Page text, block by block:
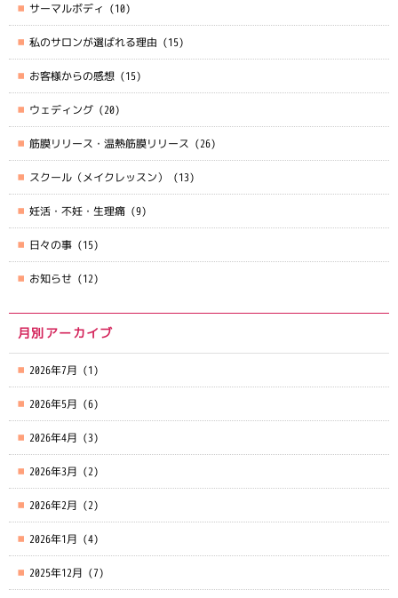
サーマルボディ (10)
私のサロンが選ばれる理由 (15)
お客様からの感想 (15)
ウェディング (20)
筋膜リリース・温熱筋膜リリース (26)
スクール（メイクレッスン） (13)
妊活・不妊・生理痛 (9)
日々の事 (15)
お知らせ (12)
月別アーカイブ
2026年7月 (1)
2026年5月 (6)
2026年4月 (3)
2026年3月 (2)
2026年2月 (2)
2026年1月 (4)
2025年12月 (7)